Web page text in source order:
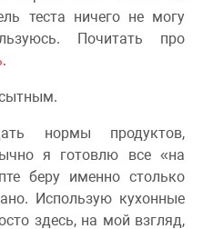
теста ничего не могу
Почитать про
.
нормы продуктов,
я готовлю все «на
беру именно столько
Использую кухонные
здесь, на мой взгляд,